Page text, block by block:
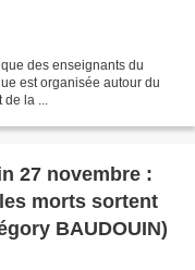
des enseignants du
est organisée autour du
la ...
27 novembre :
morts sortent
BAUDOUIN)